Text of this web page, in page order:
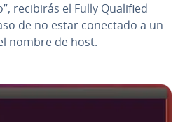
recibirás el Fully Qualified
de no estar conectado a un
nombre de host.